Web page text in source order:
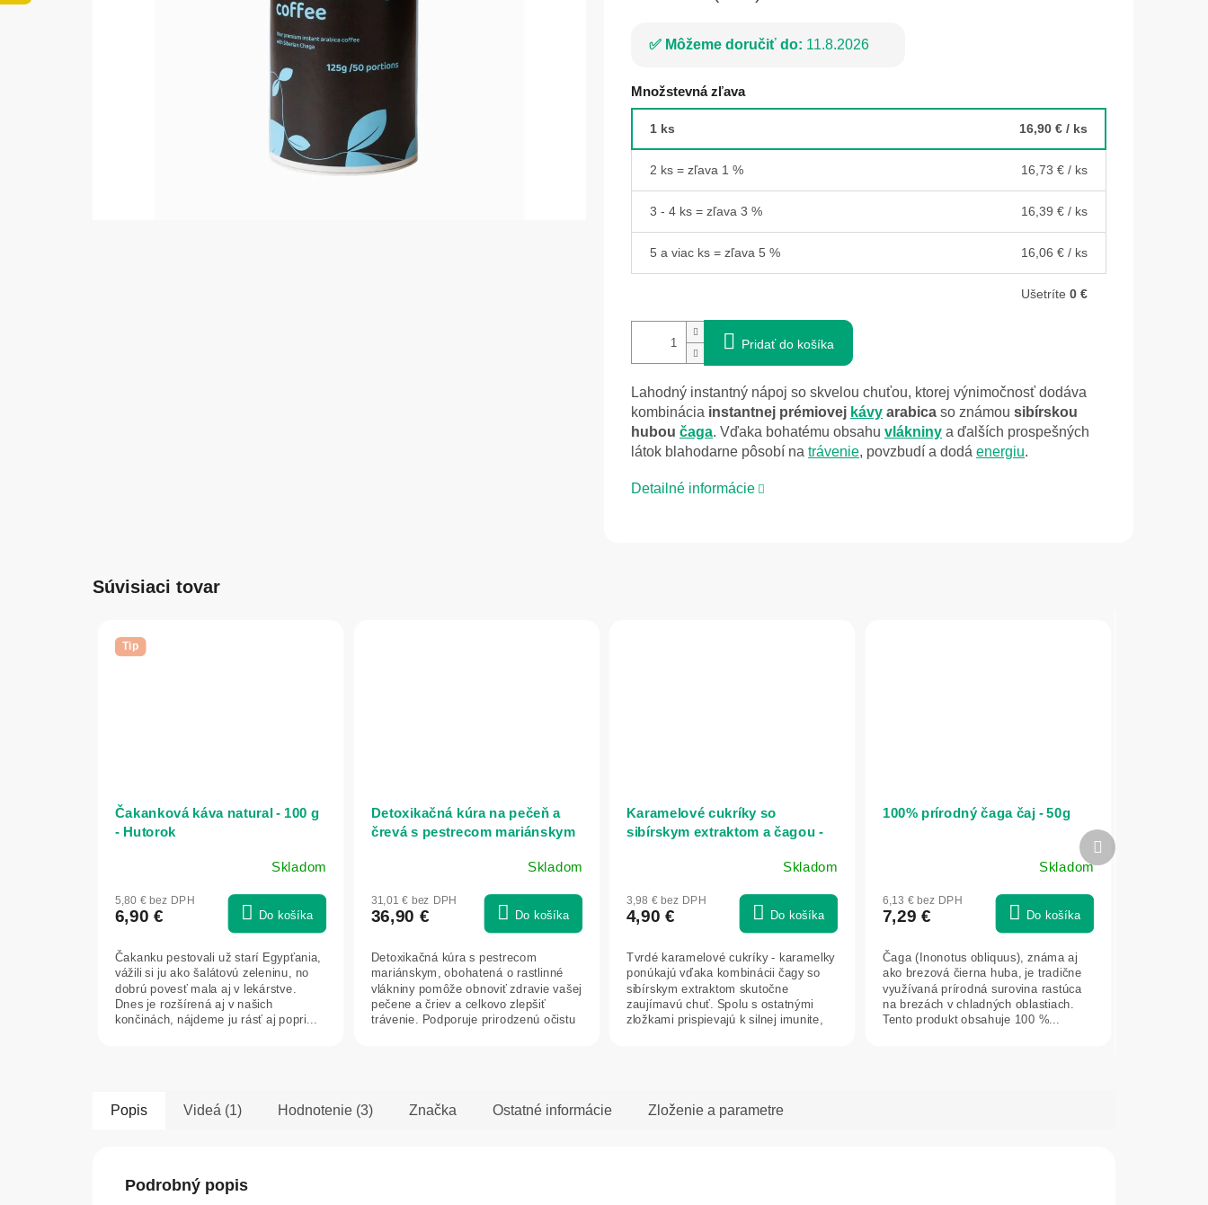
Môžeme doručiť do: 11.8.2026
Množstevná zľava
1 ks 16,90 € / ks
2 ks = zľava 1 % 16,73 € / ks
3 - 4 ks = zľava 3 % 16,39 € / ks
5 a viac ks = zľava 5 % 16,06 € / ks
Ušetríte 0 €
Pridať do košíka
Lahodný instantný nápoj so skvelou chuťou, ktorej výnimočnosť dodáva
kombinácia instantnej prémiovej kávy arabica so známou sibírskou
hubou čaga. Vďaka bohatému obsahu vlákniny a ďalších prospešných
látok blahodarne pôsobí na trávenie, povzbudí a dodá energiu.
Detailné informácie
Súvisiaci tovar
Tip
Čakanková káva natural - 100 g
- Hutorok
produktu
je
5,0
z
5
hviezdičiek.
Skladom
5,80 € bez DPH
6,90 € Do košíka
Čakanku pestovali už starí Egypťania,
vážili si ju ako šalátovú zeleninu, no
dobrú povesť mala aj v lekárstve.
Dnes je rozšírená aj v našich
končinách, nájdeme ju rásť aj popri...
Detoxikačná kúra na pečeň a
črevá s pestrecom mariánskym
produktu
z
5
hviezdičiek.
Skladom
31,01 € bez DPH
36,90 € Do košíka
Detoxikačná kúra s pestrecom
mariánskym, obohatená o rastlinné
vlákniny pomôže obnoviť zdravie vašej
pečene a čriev a celkovo zlepšiť
trávenie. Podporuje prirodzenú očistu
Karamelové cukríky so
sibírskym extraktom a čagou -
Skladom
3,98 € bez DPH
4,90 € Do košíka
Tvrdé karamelové cukríky - karamelky
ponúkajú vďaka kombinácii čagy so
sibírskym extraktom skutočne
zaujímavú chuť. Spolu s ostatnými
zložkami prispievajú k silnej imunite,
100% prírodný čaga čaj - 50g
produktu
5,0
z
5
hviezdičiek.
Skladom
6,13 € bez DPH
7,29 € Do košíka
Čaga (Inonotus obliquus), známa aj
ako brezová čierna huba, je tradične
využívaná prírodná surovina rastúca
na brezách v chladných oblastiach.
Tento produkt obsahuje 100 %...
Ďalší
produkt
Popis Videá (1) Hodnotenie (3) Značka Ostatné informácie Zloženie a parametre
Podrobný popis